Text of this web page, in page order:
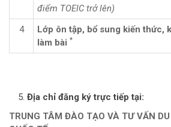
điểm TOEIC trở lên)
4
Lớp ôn tập, bổ sung kiến thức,
làm bài *
Địa chỉ đăng ký trực tiếp tại:
TRUNG TÂM ĐÀO TẠO VÀ TƯ VẤN